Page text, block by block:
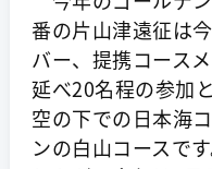
番の片山津遠征は
バー、提携コース
延べ20名程の参加
空の下での日本海
ンの白山コースで